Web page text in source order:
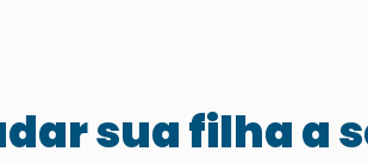
sua filha a